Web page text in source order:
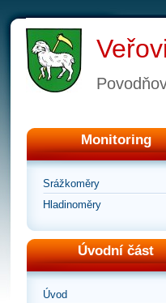
Monitoring
Srážkoměry
Hladinoměry
Úvodní část
Úvod